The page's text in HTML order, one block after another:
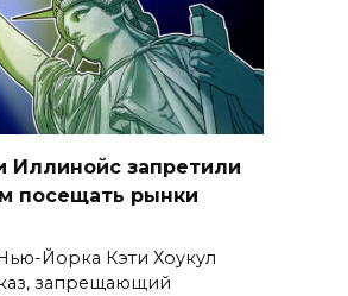
Иллинойс запретили
посещать рынки
Йорка Кэти Хоукул
запрещающий